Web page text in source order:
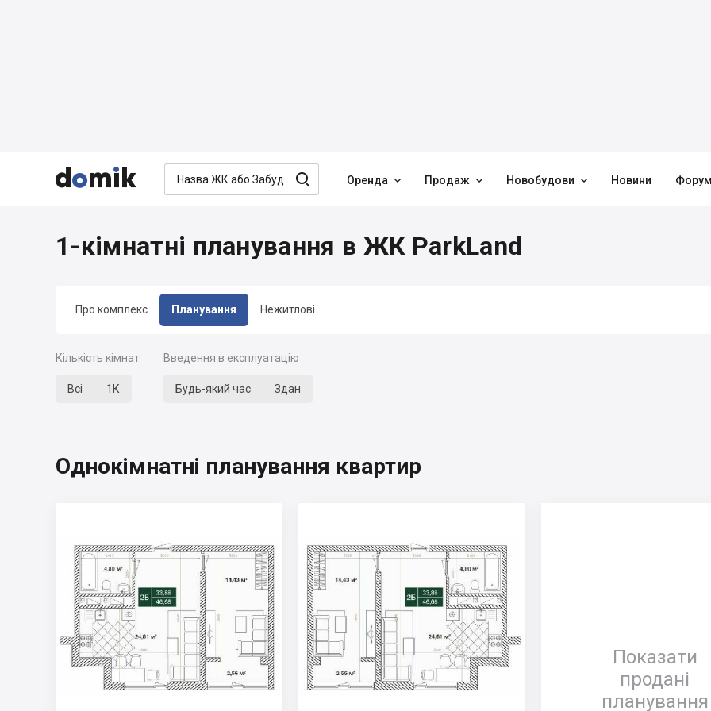


  Оренда  Продаж  Новобудови  Новини
Про комплекс Планування Нежитлові
1-кімнатні планування в ЖК ParkLand
Кількість кімнат
Всі 1К
Введення в експлуатацію
Будь-який час Здан
Однокімнатні планування квартир
Показати
продані
планування